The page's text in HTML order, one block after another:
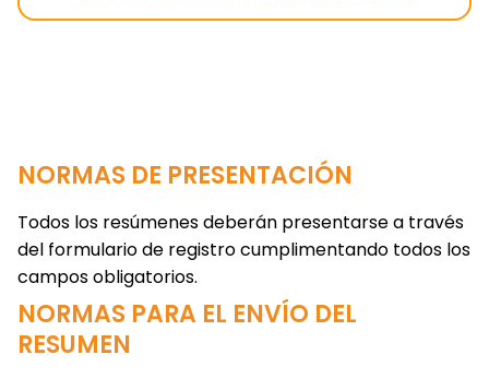
NORMAS DE PRESENTACIÓN
Todos los resúmenes deberán presentarse a través
del formulario de registro cumplimentando todos los
campos obligatorios.
NORMAS PARA EL ENVÍO DEL
RESUMEN